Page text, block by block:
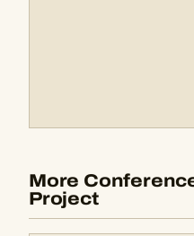
More
Project